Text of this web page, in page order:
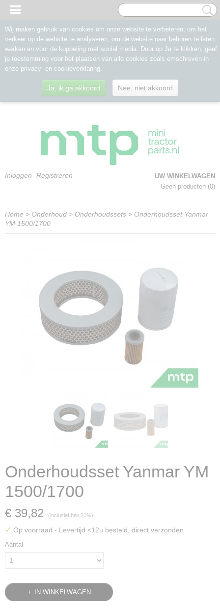
Inloggen Registreren
UW WINKELWAGEN
Geen producten (0)
Home > Onderhoud > Onderhoudssets > Onderhoudsset Yanmar
YM 1500/1700
Onderhoudsset Yanmar YM
1500/1700
€ 39,82 (inclusief btw 21%)
✓ Op voorraad - Levertijd <12u besteld, direct verzonden
Aantal
IN WINKELWAGEN
Wij maken gebruik van cookies om onze website te verbeteren, om het
verkeer op de website te analyseren, om de website naar behoren te laten
werken en voor de koppeling met social media. Door op Ja te klikken, geef
je toestemming voor het plaatsen van alle cookies zoals omschreven in
onze privacy- en cookieverklaring.
Ja, ik ga akkoord Nee, niet akkoord